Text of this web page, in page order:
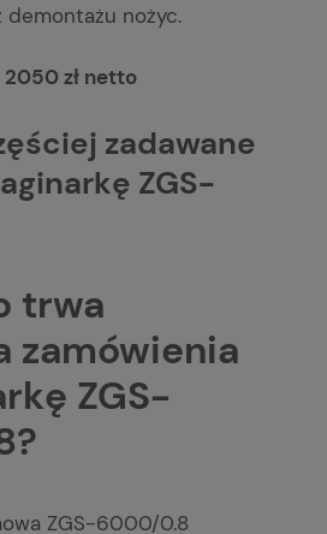
nożyc.
2050 zł netto
zadawane
ZGS-
trwa
zamówienia
ZGS-
ZGS-6000/0.8